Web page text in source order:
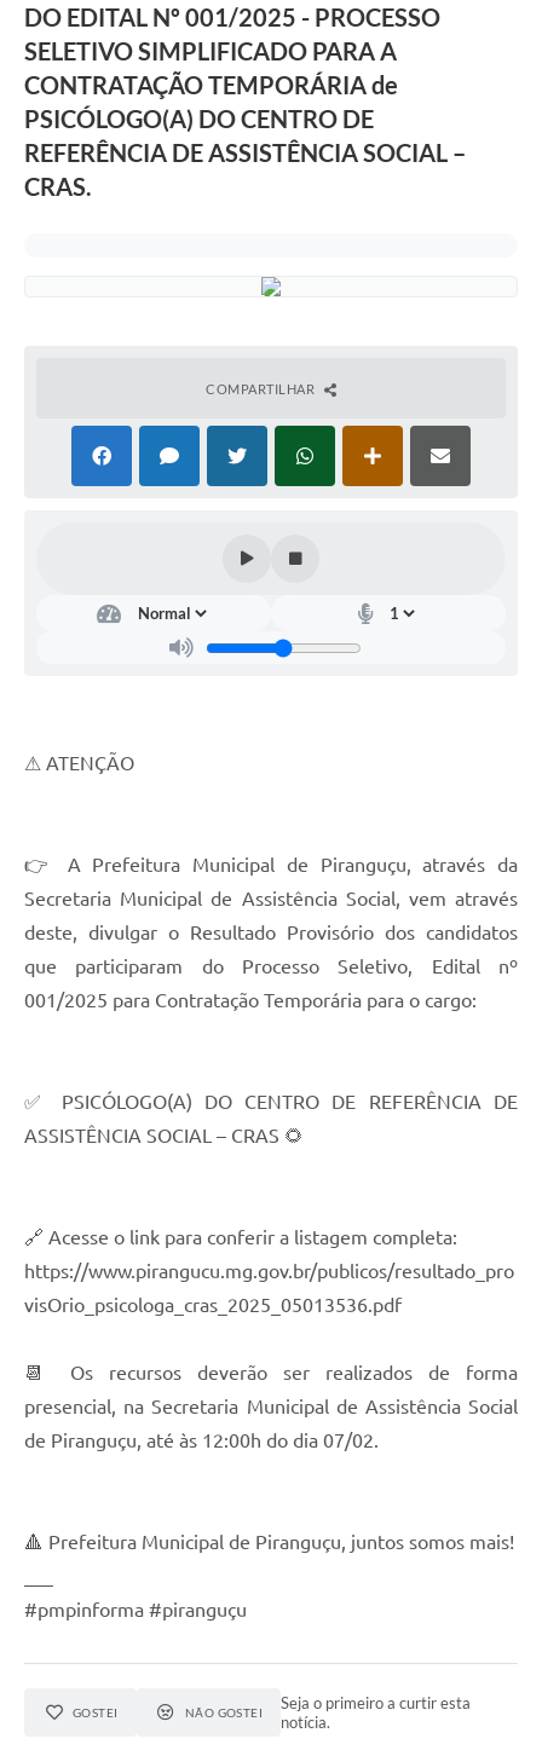
DO EDITAL Nº 001/2025 - PROCESSO
SELETIVO SIMPLIFICADO PARA A
CONTRATAÇÃO TEMPORÁRIA de
PSICÓLOGO(A) DO CENTRO DE
REFERÊNCIA DE ASSISTÊNCIA SOCIAL –
CRAS.
COMPARTILHAR
⚠ ATENÇÃO
👉 A Prefeitura Municipal de Piranguçu, através da
Secretaria Municipal de Assistência Social, vem através
deste, divulgar o Resultado Provisório dos candidatos
que participaram do Processo Seletivo, Edital nº
001/2025 para Contratação Temporária para o cargo:
✅ PSICÓLOGO(A) DO CENTRO DE REFERÊNCIA DE
ASSISTÊNCIA SOCIAL – CRAS 🌻
🔗 Acesse o link para conferir a listagem completa:
https://www.pirangucu.mg.gov.br/publicos/resultado_pro
visOrio_psicologa_cras_2025_05013536.pdf
📆 Os recursos deverão ser realizados de forma
presencial, na Secretaria Municipal de Assistência Social
de Piranguçu, até às 12:00h do dia 07/02.
🔺 Prefeitura Municipal de Piranguçu, juntos somos mais!
#pmpinforma #piranguçu
GOSTEI NÃO GOSTEI
Seja o primeiro a curtir esta
notícia.